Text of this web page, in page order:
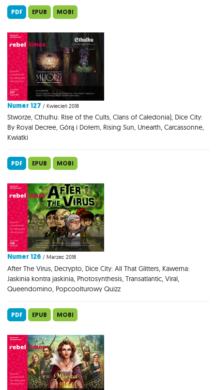
PDF EPUB MOBI
Numer 127 / Kwiecień 2018
Stworze, Cthulhu: Rise of the Cults, Clans of Caledonia), Dice City:
By Royal Decree, Górą i Dołem, Rising Sun, Unearth, Carcassonne,
Kwiatki
PDF EPUB MOBI
Numer 126 / Marzec 2018
After The Virus, Decrypto, Dice City: All That Glitters, Kawerna:
Jaskinia kontra jaskinia, Photosynthesis, Transatlantic, Viral,
Queendomino, Popcoolturowy Quizz
PDF EPUB MOBI